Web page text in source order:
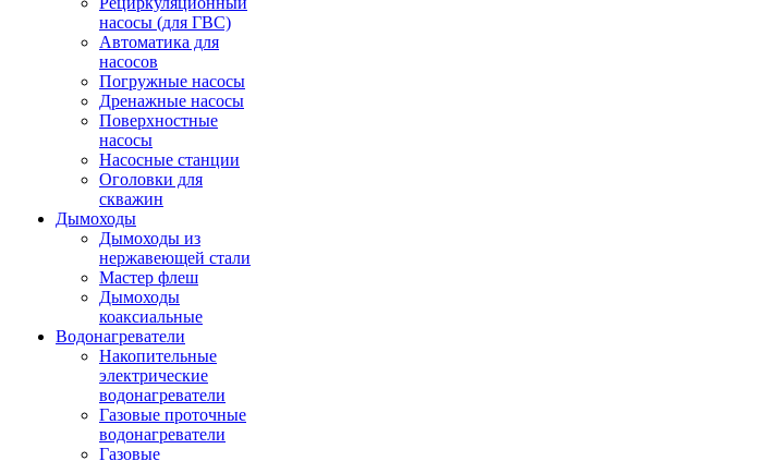
насосы (для ГВС)
Автоматика для
насосов
Погружные насосы
Дренажные насосы
Поверхностные
насосы
Насосные станции
Оголовки для
скважин
Дымоходы
Дымоходы из
нержавеющей стали
Мастер флеш
Дымоходы
коаксиальные
Водонагреватели
Накопительные
электрические
водонагреватели
Газовые проточные
водонагреватели
Газовые